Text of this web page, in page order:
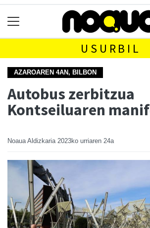
USURBIL
AZAROAREN 4AN, BILBON
Autobus zerbitzua
Kontseiluaren
Noaua Aldizkaria 2023ko urriaren 24a